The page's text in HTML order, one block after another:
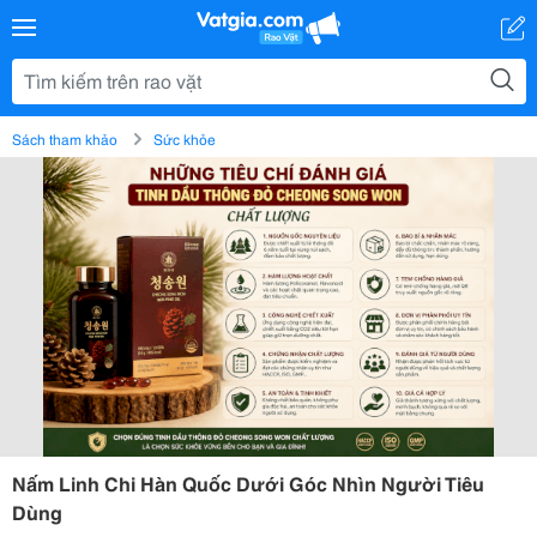
Sách tham khảo Sức khỏe
Nấm Linh Chi Hàn Quốc Dưới Góc Nhìn Người Tiêu
Dùng